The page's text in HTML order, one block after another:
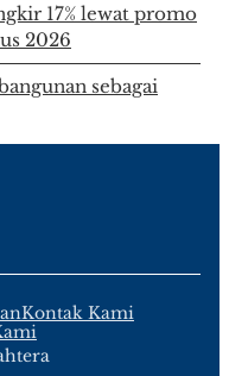
17% lewat promo
2026
sebagai
Kontak Kami